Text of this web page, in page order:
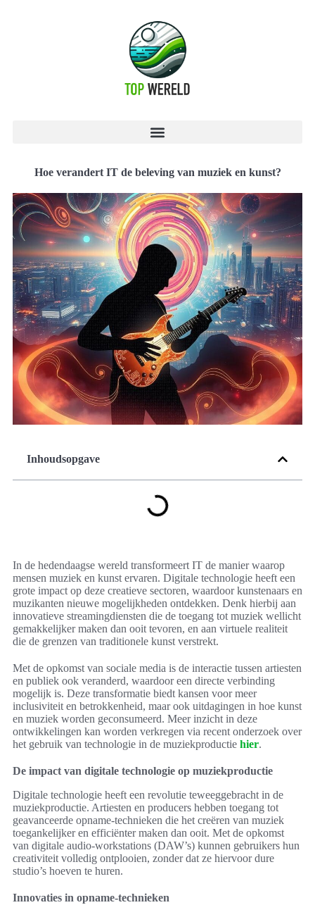
Hoe verandert IT de beleving van muziek en kunst?
Inhoudsopgave
In de hedendaagse wereld transformeert IT de manier waarop
mensen muziek en kunst ervaren. Digitale technologie heeft een
grote impact op deze creatieve sectoren, waardoor kunstenaars en
muzikanten nieuwe mogelijkheden ontdekken. Denk hierbij aan
innovatieve streamingdiensten die de toegang tot muziek wellicht
gemakkelijker maken dan ooit tevoren, en aan virtuele realiteit
die de grenzen van traditionele kunst verstrekt.
Met de opkomst van sociale media is de interactie tussen artiesten
en publiek ook veranderd, waardoor een directe verbinding
mogelijk is. Deze transformatie biedt kansen voor meer
inclusiviteit en betrokkenheid, maar ook uitdagingen in hoe kunst
en muziek worden geconsumeerd. Meer inzicht in deze
ontwikkelingen kan worden verkregen via recent onderzoek over
het gebruik van technologie in de muziekproductie hier.
De impact van digitale technologie op muziekproductie
Digitale technologie heeft een revolutie teweeggebracht in de
muziekproductie. Artiesten en producers hebben toegang tot
geavanceerde opname-technieken die het creëren van muziek
toegankelijker en efficiënter maken dan ooit. Met de opkomst
van digitale audio-workstations (DAW’s) kunnen gebruikers hun
creativiteit volledig ontplooien, zonder dat ze hiervoor dure
studio’s hoeven te huren.
Innovaties in opname-technieken